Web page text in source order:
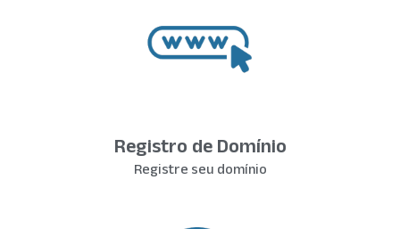
Registro de Domínio
Registre seu domínio